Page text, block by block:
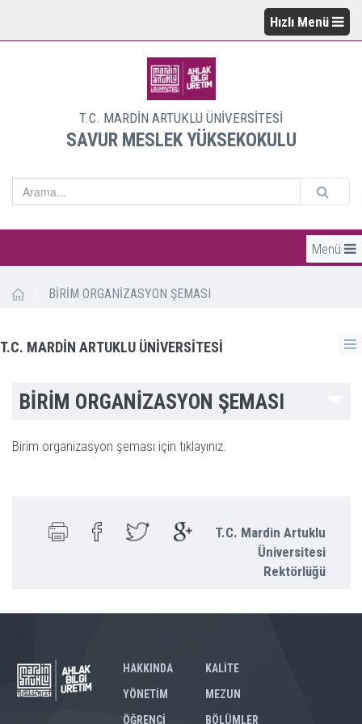
Hızlı Menü
T.C. MARDİN ARTUKLU ÜNİVERSİTESİ
SAVUR MESLEK YÜKSEKOKULU
Menü
BİRİM ORGANİZASYON ŞEMASI
T.C. MARDİN ARTUKLU ÜNİVERSİTESİ
BİRİM ORGANİZASYON ŞEMASI
Birim organizasyon şeması için tıklayınız.
T.C. Mardin Artuklu
Üniversitesi
Rektörlüğü
HAKKINDA
YÖNETİM
ÖĞRENCİ
KALİTE
MEZUN
BÖLÜMLER